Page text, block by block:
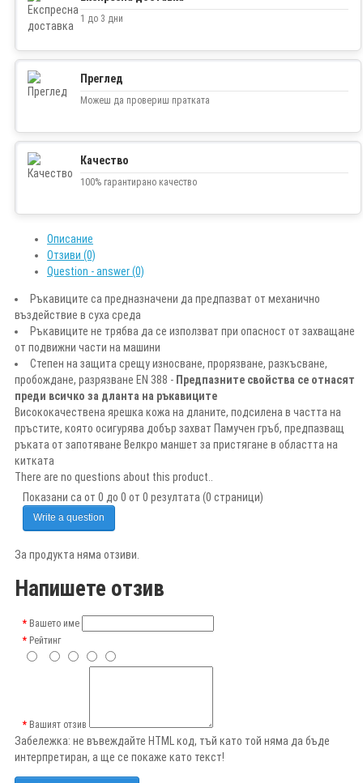
1 до 3 дни
Преглед
Можеш да провериш пратката
Качество
100% гарантирано качество
Описание
Отзиви (0)
Question - answer (0)
Ръкавиците са предназначени да предпазват от механично
въздействие в суха среда
Ръкавиците не трябва да се използват при опасност от захващане
от подвижни части на машини
Степен на защита срещу износване, прорязване, разкъсване,
пробождане, разрязване EN 388 - Предпазните свойства се отнасят
преди всичко за дланта на ръкавиците
Висококачествена ярешка кожа на дланите, подсилена в частта на
пръстите, която осигурява добър захват Памучен гръб, предпазващ
ръката от запотяване Велкро маншет за пристягане в областта на
китката
There are no questions about this product..
Показани са от 0 до 0 от 0 резултата (0 страници)
Write a question
За продукта няма отзиви.
Напишете отзив
Вашето име
Рейтинг
Вашият отзив
Забележка: не въвеждайте HTML код, тъй като той няма да бъде
интерпретиран, а ще се покаже като текст!